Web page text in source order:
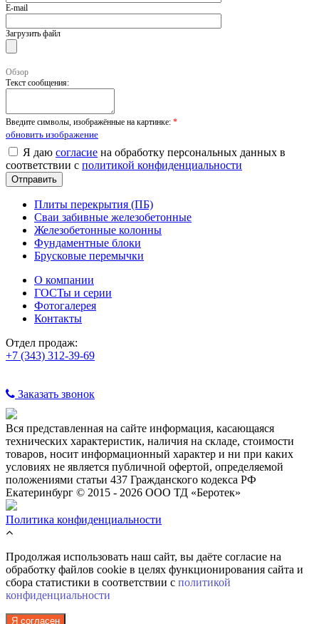
E-mail
Загрузить файл
Обзор
Текст сообщения:
Введите символы, изображённые на картинке: *
обновить изображение
Я даю согласие на обработку персональных данных в
соответствии с политикой конфиденциальности
Плиты перекрытия (ПБ)
Сваи забивные железобетонные
Железобетонные колонны
Фундаментные блоки
Брусковые перемычки
О компании
ГОСТы и серии
Фотогалерея
Контакты
Отдел продаж:
+7 (343) 312-39-69
Заказать звонок
Вся представленная на сайте информация, касающаяся
технических характеристик, наличия на складе, стоимости
товаров, носит информационный характер и ни при каких
условиях не является публичной офертой, определяемой
положениями статьи 437 Гражданского кодекса РФ
Екатеринбург © 2015 - 2026 ООО ТД «Беротек»
Политика конфиденциальности
Продолжая использовать наш сайт, вы даёте согласие на
обработку файлов cookie в целях функционирования сайта и
сбора статистики в соответствии с политикой
конфиденциальности
Я согласен